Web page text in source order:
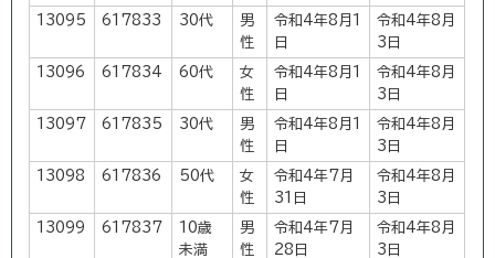
13095 617833 30代
男
性
令和4年8月1
日
令和4年8月
3日
13096 617834 60代
女
性
令和4年8月1
日
令和4年8月
3日
13097 617835 30代
男
性
令和4年8月1
日
令和4年8月
3日
13098 617836 50代
女
性
令和4年7月
31日
令和4年8月
3日
13099 617837
10歳
未満
男
性
令和4年7月
28日
令和4年8月
3日